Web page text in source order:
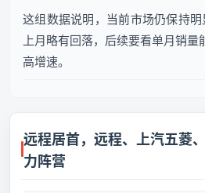
这组数据说明，当前市场仍保持
上月略有回落，后续要看单月销
高增速。
远程居首，远程、上汽五菱
力阵营